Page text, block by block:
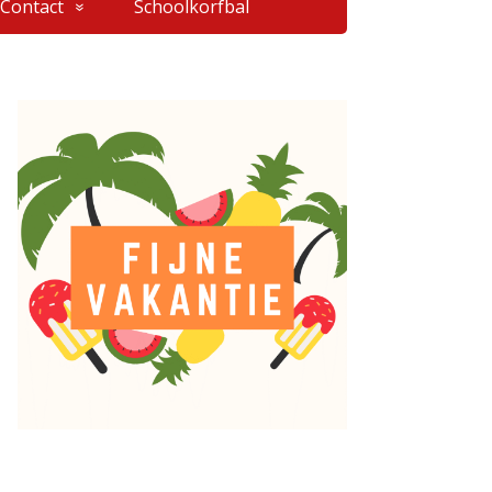
Contact Schoolkorfbal